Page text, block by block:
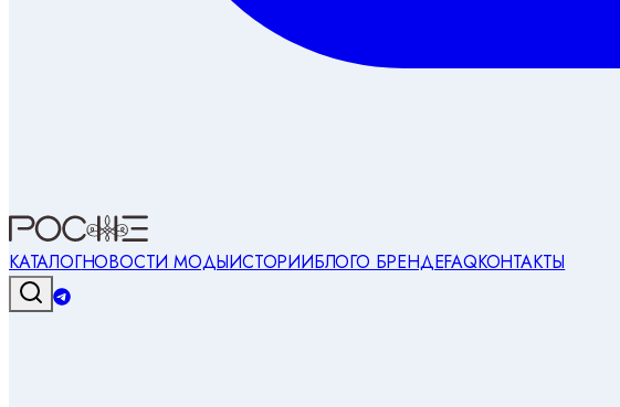
КАТАЛОГНОВОСТИ МОДЫИСТОРИИБЛОГО БРЕНДЕFAQКОНТАКТЫ